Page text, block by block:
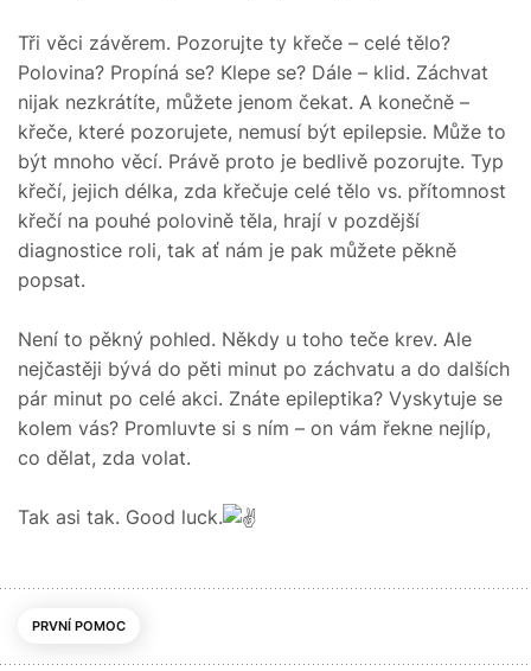
Tři věci závěrem. Pozorujte ty křeče – celé tělo?
Polovina? Propíná se? Klepe se? Dále – klid. Záchvat
nijak nezkrátíte, můžete jenom čekat. A konečně –
křeče, které pozorujete, nemusí být epilepsie. Může to
být mnoho věcí. Právě proto je bedlivě pozorujte. Typ
křečí, jejich délka, zda křečuje celé tělo vs. přítomnost
křečí na pouhé polovině těla, hrají v pozdější
diagnostice roli, tak ať nám je pak můžete pěkně
popsat.
Není to pěkný pohled. Někdy u toho teče krev. Ale
nejčastěji bývá do pěti minut po záchvatu a do dalších
pár minut po celé akci. Znáte epileptika? Vyskytuje se
kolem vás? Promluvte si s ním – on vám řekne nejlíp,
co dělat, zda volat.
Tak asi tak. Good luck.
PRVNÍ POMOC